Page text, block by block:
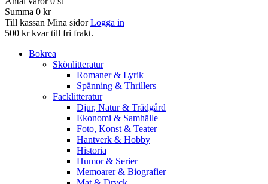
Summa 0 kr
Till kassan Mina sidor Logga in
500 kr kvar till fri frakt.
Bokrea
Skönlitteratur
Romaner & Lyrik
Spänning & Thrillers
Facklitteratur
Djur, Natur & Trädgård
Ekonomi & Samhälle
Foto, Konst & Teater
Hantverk & Hobby
Historia
Humor & Serier
Memoarer & Biografier